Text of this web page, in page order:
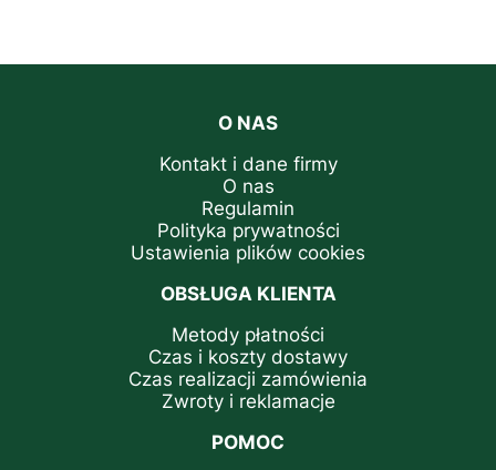
O NAS
Kontakt i dane firmy
O nas
Regulamin
Polityka prywatności
Ustawienia plików cookies
OBSŁUGA KLIENTA
Metody płatności
Czas i koszty dostawy
Czas realizacji zamówienia
Zwroty i reklamacje
POMOC